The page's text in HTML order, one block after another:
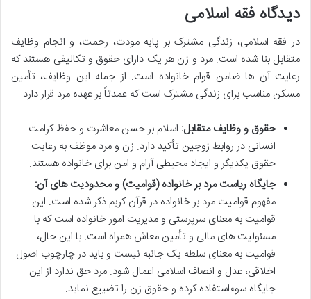
دیدگاه فقه اسلامی
در فقه اسلامی، زندگی مشترک بر پایه مودت، رحمت، و انجام وظایف
متقابل بنا شده است. مرد و زن هر یک دارای حقوق و تکالیفی هستند که
رعایت آن ها ضامن قوام خانواده است. از جمله این وظایف، تأمین
مسکن مناسب برای زندگی مشترک است که عمدتاً بر عهده مرد قرار دارد.
حقوق و وظایف متقابل: اسلام بر حسن معاشرت و حفظ کرامت
انسانی در روابط زوجین تأکید دارد. زن و مرد موظف به رعایت
حقوق یکدیگر و ایجاد محیطی آرام و امن برای خانواده هستند.
جایگاه ریاست مرد بر خانواده (قوامیت) و محدودیت های آن:
مفهوم قوامیت مرد بر خانواده در قرآن کریم ذکر شده است. این
قوامیت به معنای سرپرستی و مدیریت امور خانواده است که با
مسئولیت های مالی و تأمین معاش همراه است. با این حال،
قوامیت به معنای سلطه یک جانبه نیست و باید در چارچوب اصول
اخلاقی، عدل و انصاف اسلامی اعمال شود. مرد حق ندارد از این
جایگاه سوءاستفاده کرده و حقوق زن را تضییع نماید.